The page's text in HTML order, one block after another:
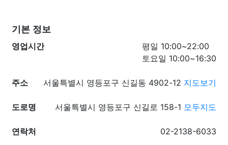
기본 정보
영업시간
평일 10:00~22:00
토요일 10:00~16:30
주소 서울특별시 영등포구 신길동 4902-12 지도보기
도로명 서울특별시 영등포구 신길로 158-1 모두지도
연락처 02-2138-6033